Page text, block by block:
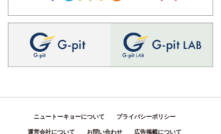
ニュートーキョーについて プライバシーポリシー
運営会社について お問い合わせ 広告掲載について